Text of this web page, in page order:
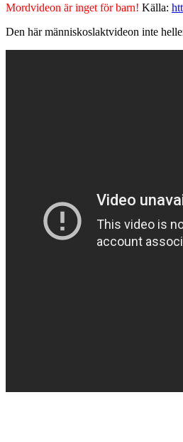
Mordvideon är inget för barn! Källa:
Den här människoslaktvideon inte